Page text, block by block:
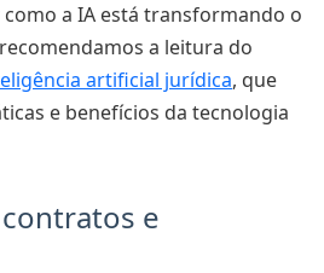
a IA está transformando o
a leitura do
artificial jurídica, que
e benefícios da tecnologia
e